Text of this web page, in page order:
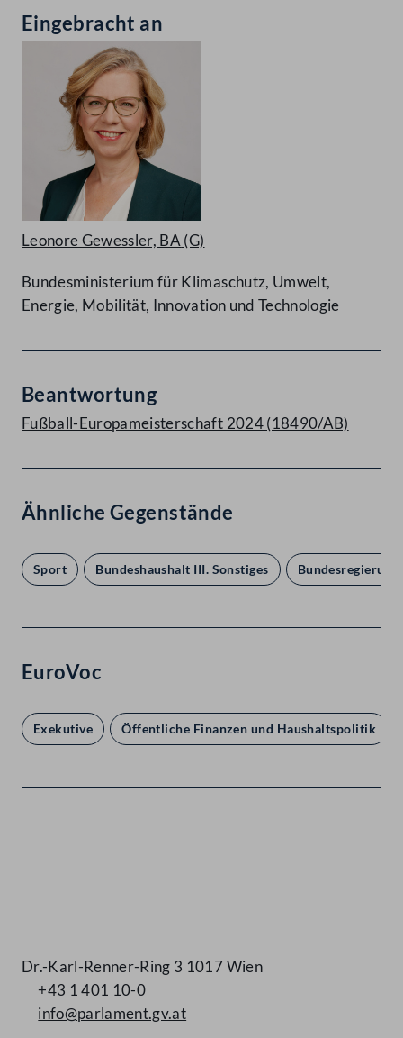
Eingebracht an
Leonore Gewessler, BA (G)
Bundesministerium für Klimaschutz, Umwelt,
Energie, Mobilität, Innovation und Technologie
Beantwortung
Fußball-Europameisterschaft 2024 (18490/AB)
Ähnliche Gegenstände
Sport Bundeshaushalt III. Sonstiges Bundesregierung
EuroVoc
Exekutive Öffentliche Finanzen und Haushaltspolitik
Dr.-Karl-Renner-Ring 3 1017 Wien
+43 1 401 10-0
info@parlament.gv.at